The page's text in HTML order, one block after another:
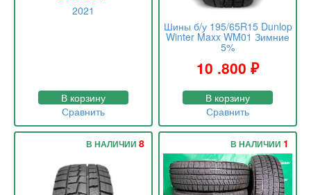
2021
В корзину
Сравнить
Шины б/у 195/65R15 Dunlop
Winter Maxx WM01 Зимние
5%
10 .800₽
В корзину
Сравнить
В НАЛИЧИИ 8 В НАЛИЧИИ 1